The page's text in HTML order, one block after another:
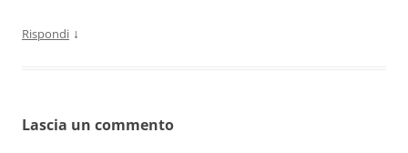
Rispondi ↓
Lascia un commento